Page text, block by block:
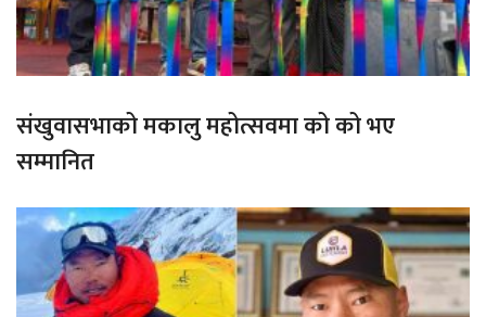
संखुवासभाको मकालु महोत्सवमा को को भए
सम्मानित